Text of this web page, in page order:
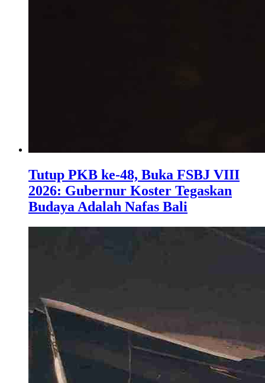
Tutup PKB ke-48, Buka FSBJ VIII
2026: Gubernur Koster Tegaskan
Budaya Adalah Nafas Bali